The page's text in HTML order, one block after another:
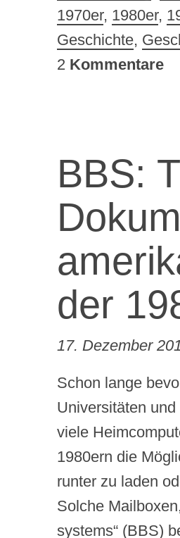
1970er, 1980er,
Geschichte,
2 Kommentare
BBS:
der
17. Dezember
Schon lange
Universitäten
viele
1980ern die
runter zu laden
Solche
systems“ (BBS)